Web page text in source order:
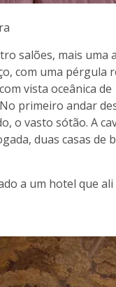
salões, mais uma
com uma pérgula
vista oceânica de
primeiro andar
o vasto sótão. A
duas casas de
a um hotel que